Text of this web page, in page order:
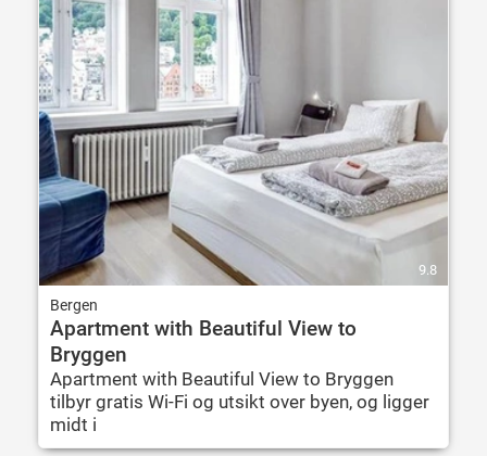
9.8
Bergen
Apartment with Beautiful View to
Bryggen
Apartment with Beautiful View to Bryggen
tilbyr gratis Wi-Fi og utsikt over byen, og ligger
midt i